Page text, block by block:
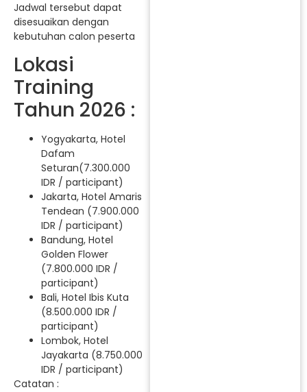
Jadwal tersebut dapat
disesuaikan dengan
kebutuhan calon peserta
Lokasi
Training
Tahun 2026 :
Yogyakarta, Hotel
Dafam
Seturan(7.300.000
IDR / participant)
Jakarta, Hotel Amaris
Tendean (7.900.000
IDR / participant)
Bandung, Hotel
Golden Flower
(7.800.000 IDR /
participant)
Bali, Hotel Ibis Kuta
(8.500.000 IDR /
participant)
Lombok, Hotel
Jayakarta (8.750.000
IDR / participant)
Catatan :